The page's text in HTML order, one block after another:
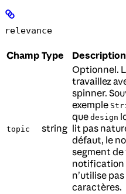
relevance
Champ Type Description
topic string
Optionnel.
travaillez
spinner.
exemple
que design
lit pas
défaut, le
segment de
notification
n’utilise
caractères.